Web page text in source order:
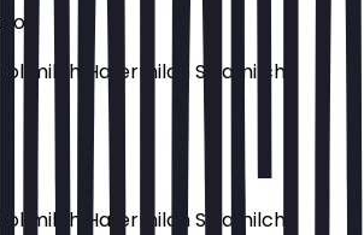
Vollmilch Hafermilch Sojamilch
Vollmilch Hafermilch Sojamilch